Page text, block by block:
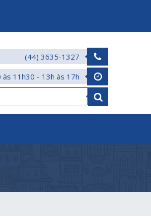
(44) 3635-1327
às 11h30 - 13h às 17h